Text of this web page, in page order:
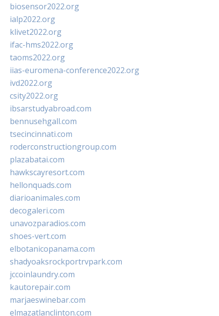
biosensor2022.org
ialp2022.org
klivet2022.org
ifac-hms2022.org
taoms2022.org
iias-euromena-conference2022.org
ivd2022.org
csity2022.org
ibsarstudyabroad.com
bennusehgall.com
tsecincinnati.com
roderconstructiongroup.com
plazabatai.com
hawkscayresort.com
hellonquads.com
diarioanimales.com
decogaleri.com
unavozparadios.com
shoes-vert.com
elbotanicopanama.com
shadyoaksrockportrvpark.com
jccoinlaundry.com
kautorepair.com
marjaeswinebar.com
elmazatlanclinton.com